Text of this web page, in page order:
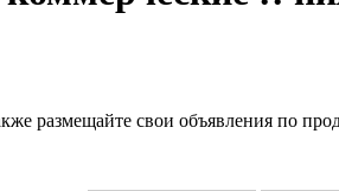
размещайте свои объявления по